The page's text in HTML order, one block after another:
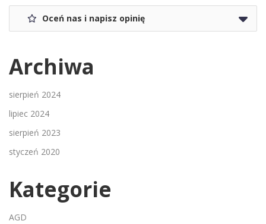
Oceń nas i napisz opinię
Archiwa
sierpień 2024
lipiec 2024
sierpień 2023
styczeń 2020
Kategorie
AGD